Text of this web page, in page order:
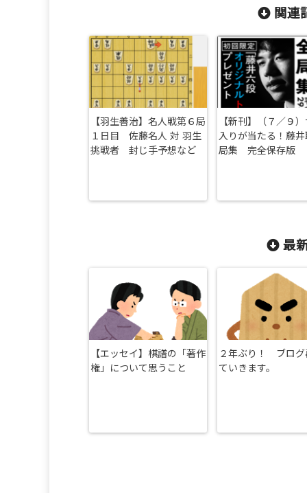
関連
【羽生善治】名人戦第６局
１日目 佐藤名人 対 羽生
挑戦者 封じ手予想など
【新刊】（７／９
入りが当たる！藤
局集 完全保存版
最
【エッセイ】棋譜の「著作
権」について思うこと
２年ぶり！ ブログ
ていきます。